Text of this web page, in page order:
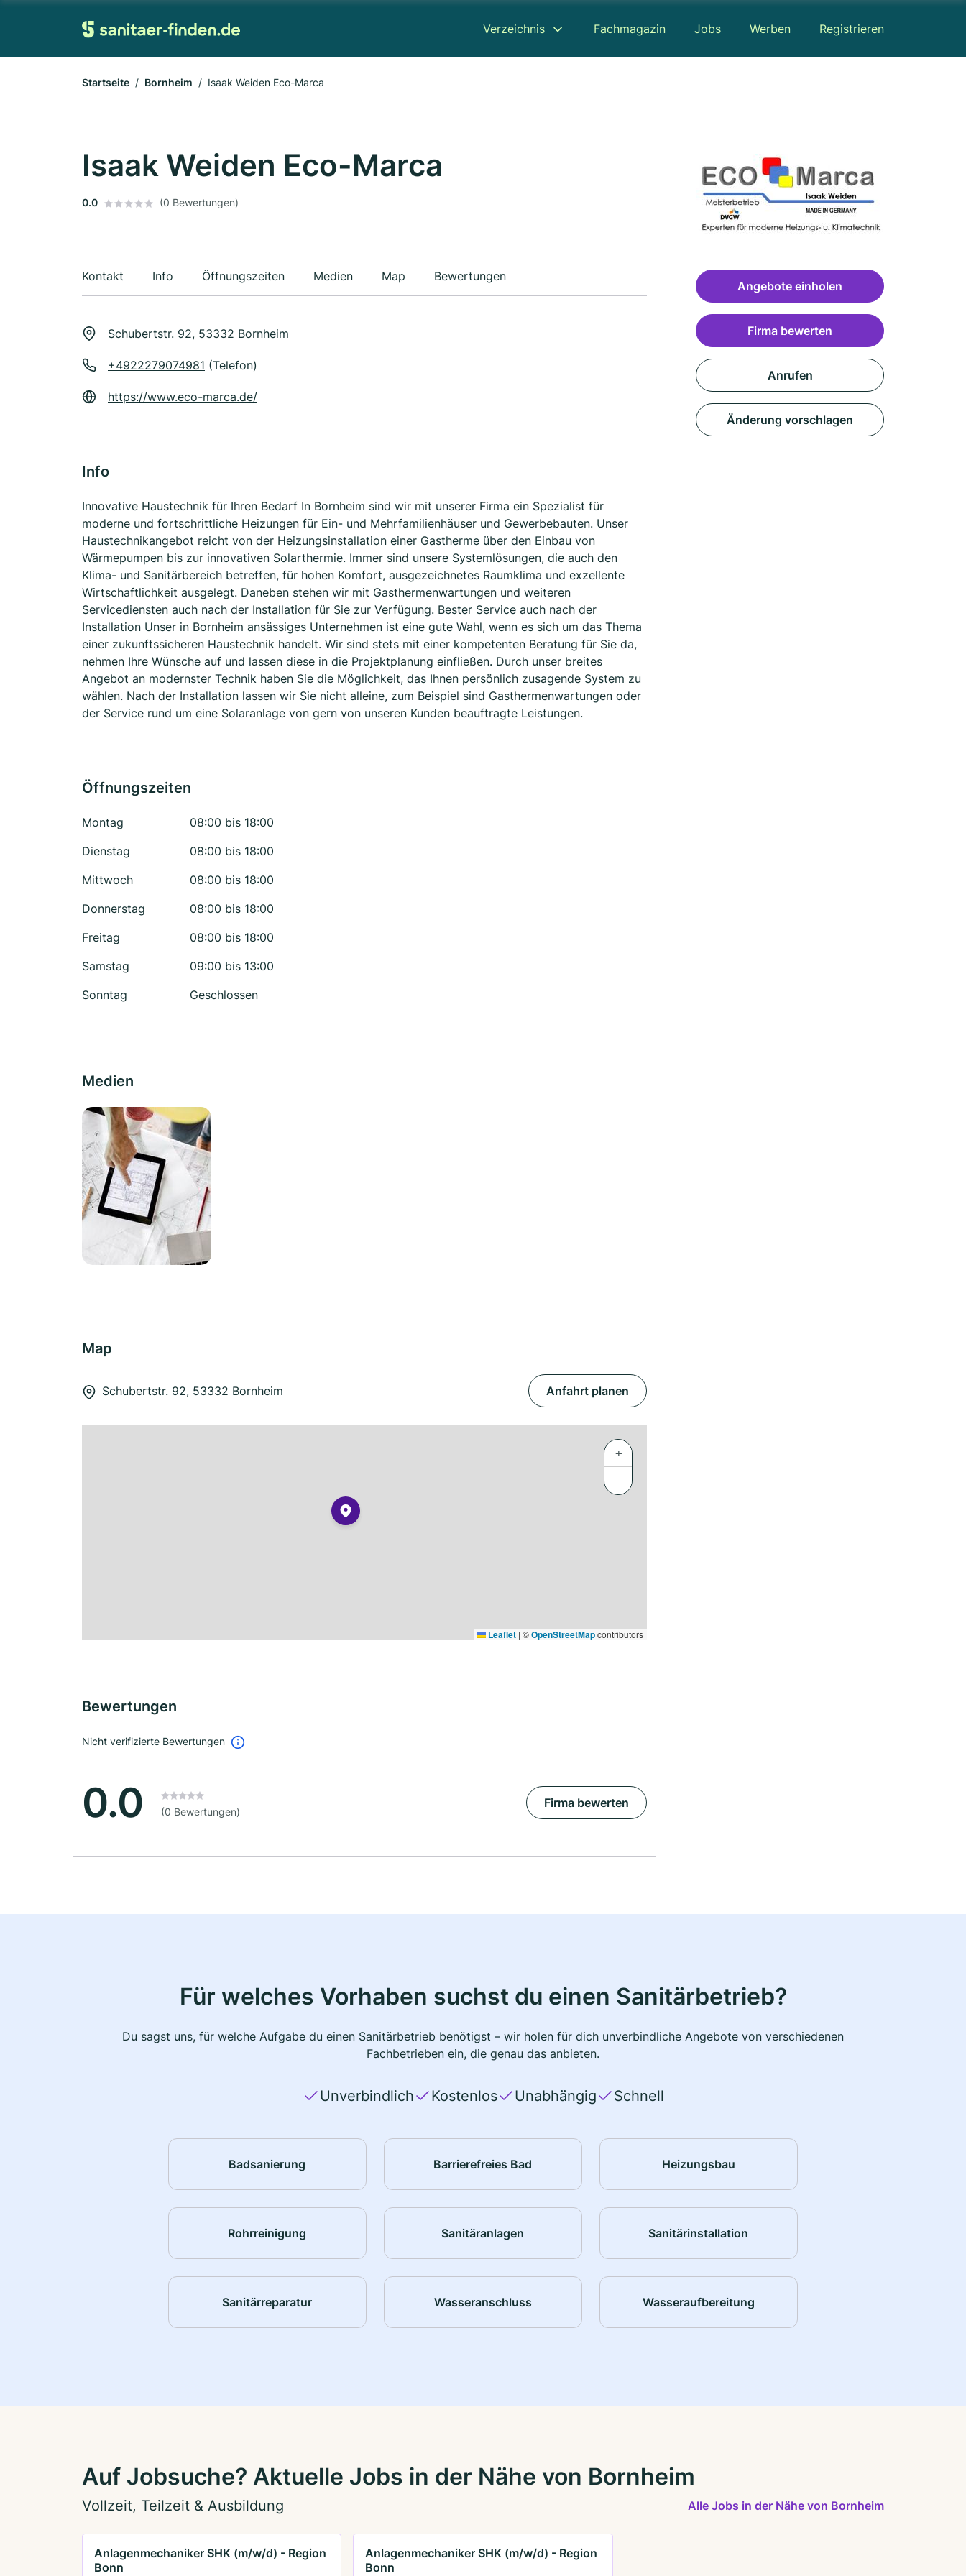
Verzeichnis Fachmagazin Jobs Werben Registrieren
Startseite Bornheim Isaak Weiden Eco-Marca
Isaak Weiden Eco-Marca
0.0 (0 Bewertungen)
Kontakt Info Öffnungszeiten Medien Map Bewertungen
Schubertstr. 92, 53332 Bornheim
+4922279074981 (Telefon)
https://www.eco-marca.de/
Info
Innovative Haustechnik für Ihren Bedarf In Bornheim sind wir mit unserer Firma ein Spezialist für
moderne und fortschrittliche Heizungen für Ein- und Mehrfamilienhäuser und Gewerbebauten. Unser
Haustechnikangebot reicht von der Heizungsinstallation einer Gastherme über den Einbau von
Wärmepumpen bis zur innovativen Solarthermie. Immer sind unsere Systemlösungen, die auch den
Klima- und Sanitärbereich betreffen, für hohen Komfort, ausgezeichnetes Raumklima und exzellente
Wirtschaftlichkeit ausgelegt. Daneben stehen wir mit Gasthermenwartungen und weiteren
Servicediensten auch nach der Installation für Sie zur Verfügung. Bester Service auch nach der
Installation Unser in Bornheim ansässiges Unternehmen ist eine gute Wahl, wenn es sich um das Thema
einer zukunftssicheren Haustechnik handelt. Wir sind stets mit einer kompetenten Beratung für Sie da,
nehmen Ihre Wünsche auf und lassen diese in die Projektplanung einfließen. Durch unser breites
Angebot an modernster Technik haben Sie die Möglichkeit, das Ihnen persönlich zusagende System zu
wählen. Nach der Installation lassen wir Sie nicht alleine, zum Beispiel sind Gasthermenwartungen oder
der Service rund um eine Solaranlage von gern von unseren Kunden beauftragte Leistungen.
Öffnungszeiten
Montag
08:00 bis 18:00
Dienstag
08:00 bis 18:00
Mittwoch
08:00 bis 18:00
Donnerstag
08:00 bis 18:00
Freitag
08:00 bis 18:00
Samstag
09:00 bis 13:00
Sonntag
Geschlossen
Medien
Map
Schubertstr. 92, 53332 Bornheim Anfahrt planen
+
−
Leaflet | ©OpenStreetMapcontributors
Bewertungen
Nicht verifizierte Bewertungen
0.0 (0 Bewertungen)
Firma bewerten
Angebote einholen
Firma bewerten
Anrufen
Änderung vorschlagen
Für welches Vorhaben suchst du einen Sanitärbetrieb?
Du sagst uns, für welche Aufgabe du einen Sanitärbetrieb benötigst – wir holen für dich unverbindliche Angebote von verschiedenen
Fachbetrieben ein, die genau das anbieten.
Unverbindlich Kostenlos Unabhängig Schnell
Badsanierung Barrierefreies Bad Heizungsbau
Rohrreinigung Sanitäranlagen Sanitärinstallation
Sanitärreparatur Wasseranschluss Wasseraufbereitung
Auf Jobsuche? Aktuelle Jobs in der Nähe von Bornheim
Vollzeit, Teilzeit & Ausbildung Alle Jobs in der Nähe von Bornheim
Anlagenmechaniker SHK (m/w/d) - Region
Bonn
Anlagenmechaniker SHK (m/w/d) - Region
Bonn